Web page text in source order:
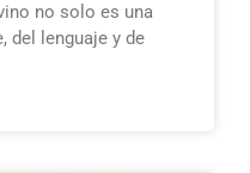
no solo es una
del lenguaje y de